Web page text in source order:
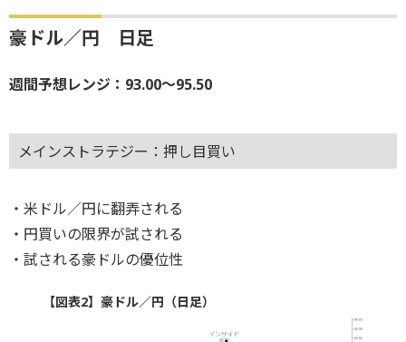
豪ドル／円 日足
週間予想レンジ：93.00～95.50
メインストラテジー：押し目買い
・米ドル／円に翻弄される
・円買いの限界が試される
・試される豪ドルの優位性
【図表2】豪ドル／円（日足）